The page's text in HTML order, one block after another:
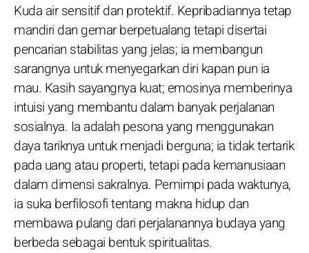
Kuda air sensitif dan protektif. Kepribadiannya tetap
mandiri dan gemar berpetualang tetapi disertai
pencarian stabilitas yang jelas; ia membangun
sarangnya untuk menyegarkan diri kapan pun ia
mau. Kasih sayangnya kuat; emosinya memberinya
intuisi yang membantu dalam banyak perjalanan
sosialnya. Ia adalah pesona yang menggunakan
daya tariknya untuk menjadi berguna; ia tidak tertarik
pada uang atau properti, tetapi pada kemanusiaan
dalam dimensi sakralnya. Pemimpi pada waktunya,
ia suka berfilosofi tentang makna hidup dan
membawa pulang dari perjalanannya budaya yang
berbeda sebagai bentuk spiritualitas.